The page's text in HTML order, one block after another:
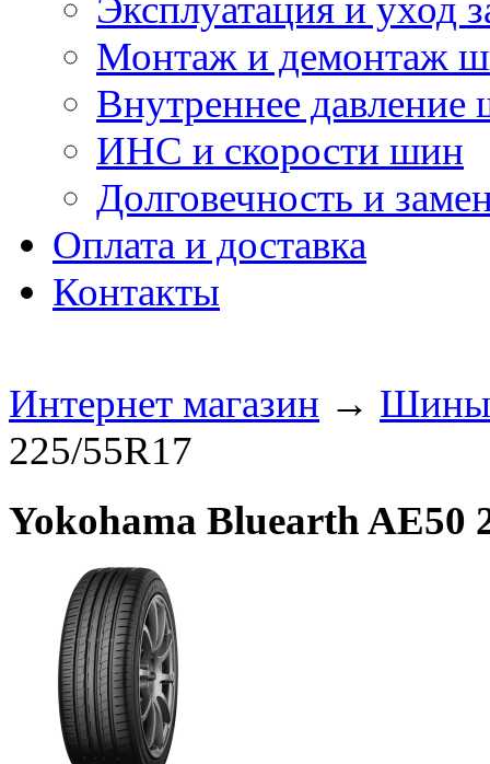
Эксплуатация и уход
Монтаж и демонтаж
Внутреннее давление
ИНС и скорости шин
Долговечность и
Оплата и доставка
Контакты
Интернет магазин → Шины
225/55R17
Yokohama Bluearth AE50